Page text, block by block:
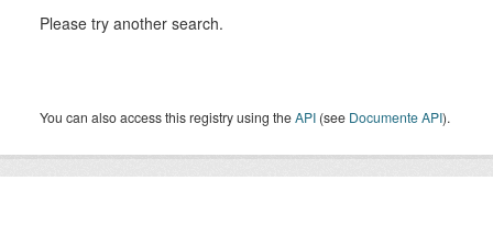
Please try another search.
You can also access this registry using theAPI (see Documente API).